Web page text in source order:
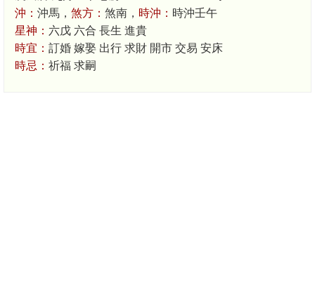
沖： 沖馬， 煞方： 煞南， 時沖： 時沖壬午
星神： 六戊 六合 長生 進貴
時宜： 訂婚 嫁娶 出行 求財 開市 交易 安床
時忌： 祈福 求嗣